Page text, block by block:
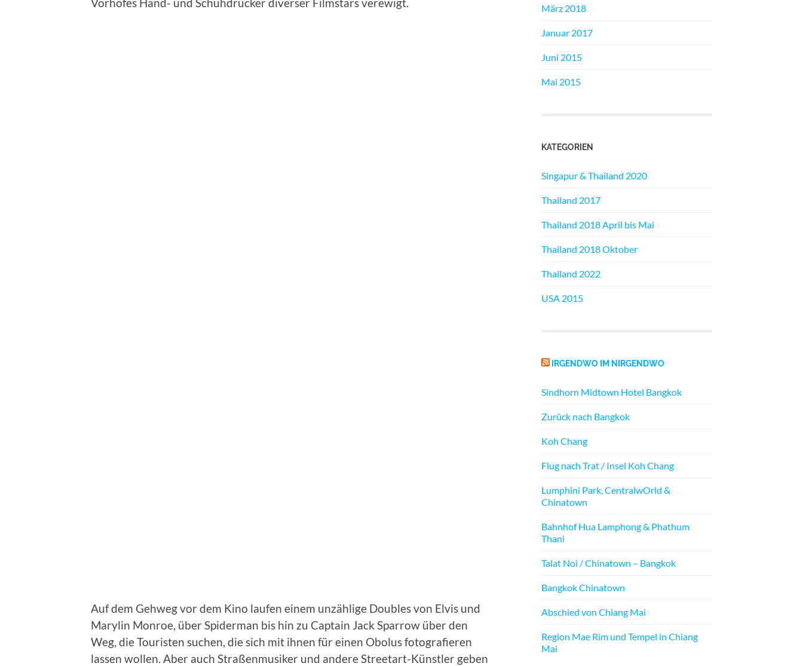
Vorhofes Hand- und Schuhdrücker diverser Filmstars verewigt.
Auf dem Gehweg vor dem Kino laufen einem unzählige Doubles von Elvis und
Marylin Monroe, über Spiderman bis hin zu Captain Jack Sparrow über den
Weg, die Touristen suchen, die sich mit ihnen für einen Obolus fotografieren
lassen wollen. Aber auch Straßenmusiker und andere Streetart-Künstler geben
März 2018
Januar 2017
Juni 2015
Mai 2015
KATEGORIEN
Singapur & Thailand 2020
Thailand 2017
Thailand 2018 April bis Mai
Thailand 2018 Oktober
Thailand 2022
USA 2015
IRGENDWO IM NIRGENDWO
Sindhorn Midtown Hotel Bangkok
Zurück nach Bangkok
Koh Chang
Flug nach Trat / Insel Koh Chang
Lumphini Park, CentralwOrld &
Chinatown
Bahnhof Hua Lamphong & Phathum
Thani
Talat Noi / Chinatown – Bangkok
Bangkok Chinatown
Abschied von Chiang Mai
Region Mae Rim und Tempel in Chiang
Mai